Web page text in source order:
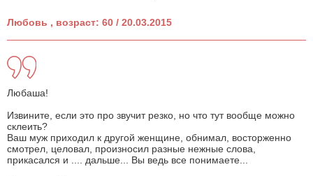
Любовь , возраст: 60 / 20.03.2015
Любаша!
Извините, если это про звучит резко, но что тут вообще можно
склеить?
Ваш муж приходил к другой женщине, обнимал, восторженно
смотрел, целовал, произносил разные нежные слова,
прикасался и .... дальше... Вы ведь все понимаете...